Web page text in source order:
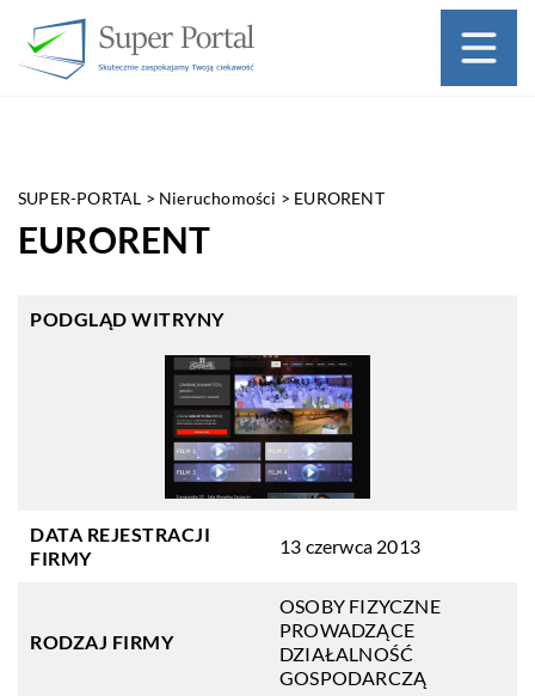
SUPER-PORTAL > Nieruchomości > EURORENT
EURORENT
PODGLĄD WITRYNY
DATA REJESTRACJI
FIRMY
13 czerwca 2013
RODZAJ FIRMY
OSOBY FIZYCZNE
PROWADZĄCE
DZIAŁALNOŚĆ
GOSPODARCZĄ